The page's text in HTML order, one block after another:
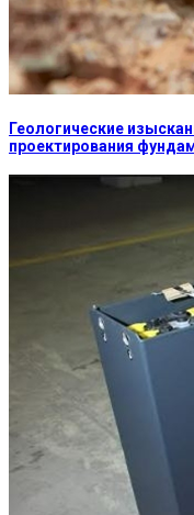
Геологические
проектирования